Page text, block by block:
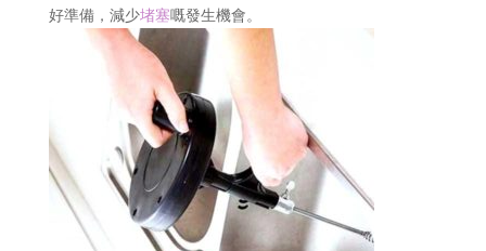
好準備，減少堵塞嘅發生機會。